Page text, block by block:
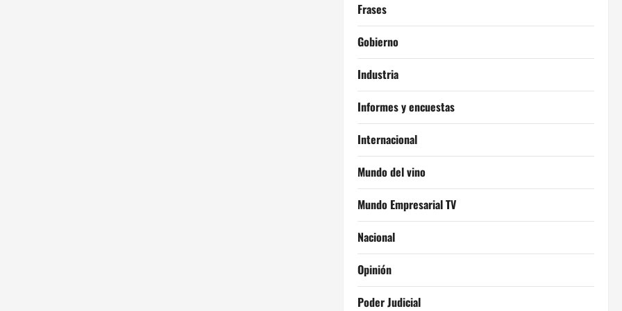
Frases
Gobierno
Industria
Informes y encuestas
Internacional
Mundo del vino
Mundo Empresarial TV
Nacional
Opinión
Poder Judicial